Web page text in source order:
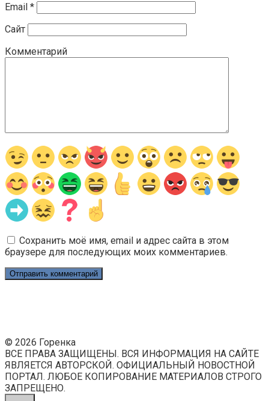
Email *
Сайт
Комментарий
Сохранить моё имя, email и адрес сайта в этом
браузере для последующих моих комментариев.
© 2026 Горенка
ВСЕ ПРАВА ЗАЩИЩЕНЫ. ВСЯ ИНФОРМАЦИЯ НА САЙТЕ
ЯВЛЯЕТСЯ АВТОРСКОЙ. ОФИЦИАЛЬНЫЙ НОВОСТНОЙ
ПОРТАЛ. ЛЮБОЕ КОПИРОВАНИЕ МАТЕРИАЛОВ СТРОГО
ЗАПРЕЩЕНО.